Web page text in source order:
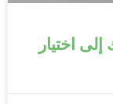
اختيار